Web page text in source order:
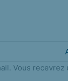
Vous